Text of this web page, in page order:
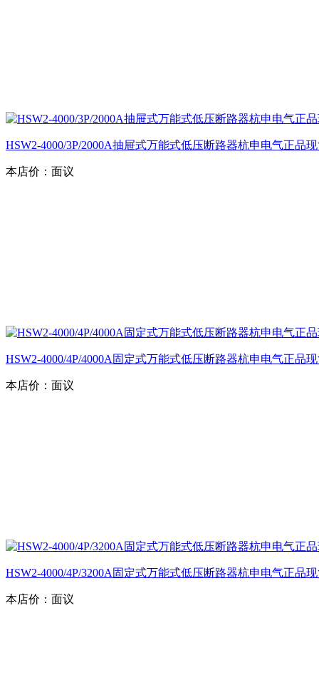
HSW2-4000/3P/2000A抽屉式万能式低压断路器杭申电气正品
本店价： 面议
HSW2-4000/4P/4000A固定式万能式低压断路器杭申电气正品
本店价： 面议
HSW2-4000/4P/3200A固定式万能式低压断路器杭申电气正品
本店价： 面议